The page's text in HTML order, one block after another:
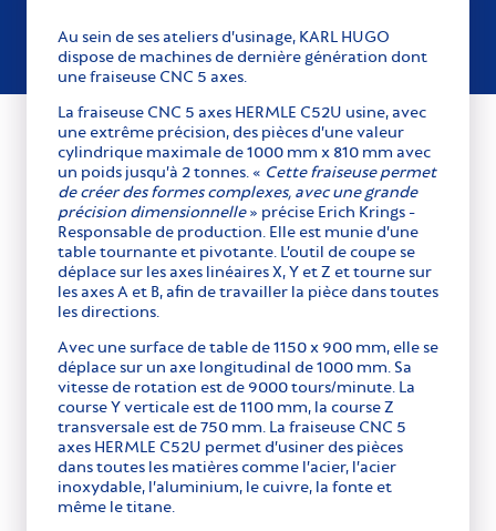
Au sein de ses ateliers d’usinage, KARL HUGO
dispose de machines de dernière génération dont
une fraiseuse CNC 5 axes.
La fraiseuse CNC 5 axes HERMLE C52U usine, avec
une extrême précision, des pièces d’une valeur
cylindrique maximale de 1000 mm x 810 mm avec
un poids jusqu’à 2 tonnes. « Cette fraiseuse permet
de créer des formes complexes, avec une grande
précision dimensionnelle» précise Erich Krings -
Responsable de production. Elle est munie d’une
table tournante et pivotante. L’outil de coupe se
déplace sur les axes linéaires X, Y et Z et tourne sur
les axes A et B, afin de travailler la pièce dans toutes
les directions.
Avec une surface de table de 1150 x 900 mm, elle se
déplace sur un axe longitudinal de 1000 mm. Sa
vitesse de rotation est de 9000 tours/minute. La
course Y verticale est de 1100 mm, la course Z
transversale est de 750 mm. La fraiseuse CNC 5
axes HERMLE C52U permet d’usiner des pièces
dans toutes les matières comme l’acier, l’acier
inoxydable, l’aluminium, le cuivre, la fonte et
même le titane.